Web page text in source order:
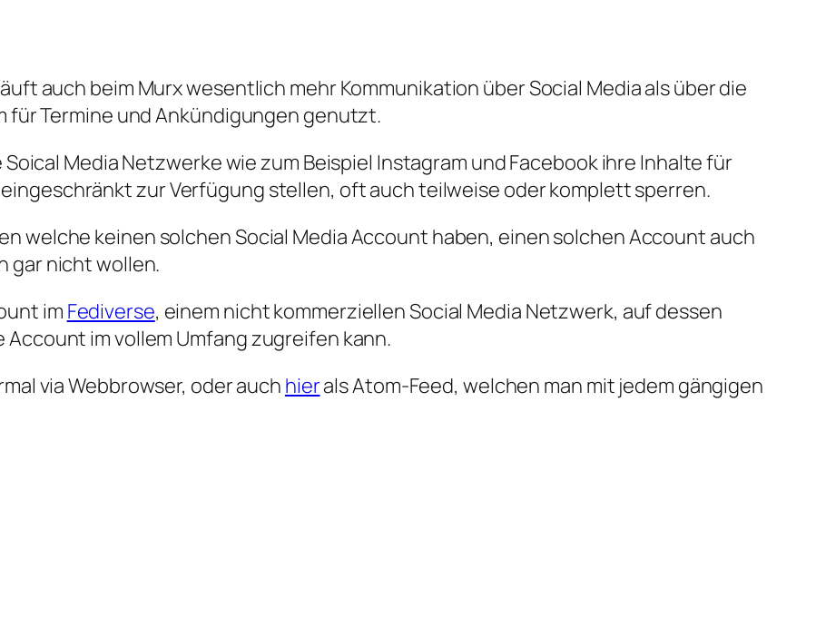
auch beim Murx wesentlich mehr Kommunikation über Social Media als über die
Termine und Ankündigungen genutzt.
Media Netzwerke wie zum Beispiel Instagram und Facebook ihre Inhalte für
zur Verfügung stellen, oft auch teilweise oder komplett sperren.
welche keinen solchen Social Media Account haben, einen solchen Account auch
gar nicht wollen.
im Fediverse, einem nicht kommerziellen Social Media Netzwerk, auf dessen
im vollem Umfang zugreifen kann.
via Webbrowser, oder auch hierals Atom-Feed, welchen man mit jedem gängigen